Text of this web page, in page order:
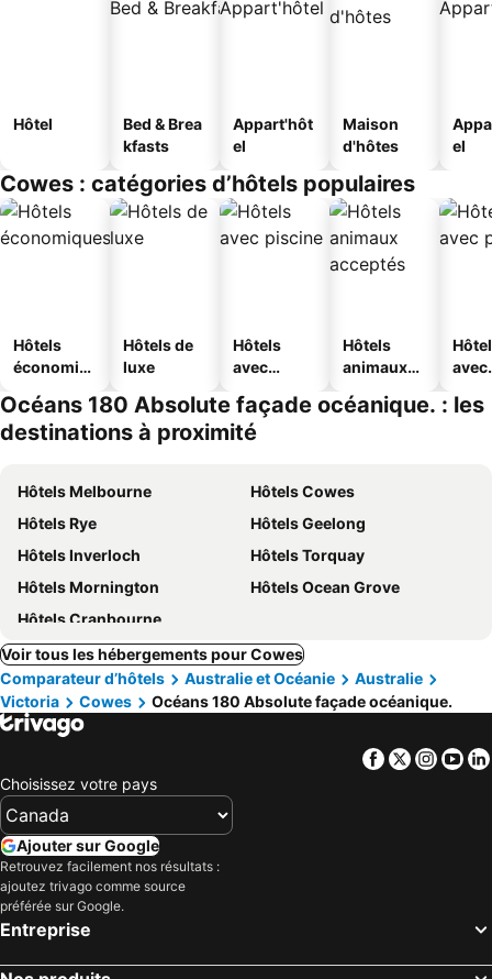
Hôtel
Bed & Brea
kfasts
Appart'hôt
el
Maison
d'hôtes
el
Cowes : catégories d’hôtels populaires
Hôtels
économiq
Hôtels de
luxe
Hôtels
avec
Hôtels
animaux
avec
Océans 180 Absolute façade océanique. : les
destinations à proximité
Hôtels Melbourne
Hôtels Cowes
Hôtels Rye
Hôtels Geelong
Hôtels Inverloch
Hôtels Torquay
Hôtels Mornington
Hôtels Ocean Grove
Hôtels Cranbourne
Voir tous les hébergements pour Cowes
Comparateur d’hôtels
Australie et Océanie
Australie
Victoria
Cowes Océans 180 Absolute façade océanique.
Facebook
Twitter
Choisissez votre pays
Ajouter sur Google
Retrouvez facilement nos résultats :
ajoutez trivago comme source
préférée sur Google.
Entreprise